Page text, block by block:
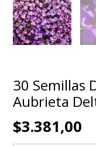
30 Semillas
Aubrieta
$3.381,00